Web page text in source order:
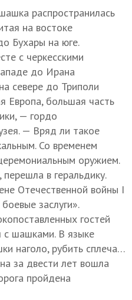
распространилась
на востоке
Бухары на юге.
с черкесскими
до Ирана
севере до Триполи
Европа, большая часть
— гордо
— Вряд ли такое
Со временем
оружием.
в геральдику.
Отечественной войны I
заслуги».
гостей
с шашками. В языке
наголо, рубить сплеча…
за двести лет вошла
пройдена